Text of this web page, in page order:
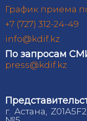
График приема
+7 (727) 312-24-49
info@kdif.kz
По запросам
press@kdif.kz
г. Астана,